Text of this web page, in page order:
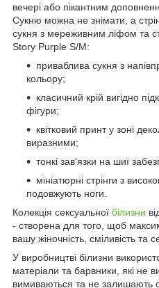
вечері або пікантним
Сукню можна не знімати, а
сукня з мереживним ліфом та
Story Purple S/M:
приваблива сукня з
кольору;
класичний крій вигідно
фігури;
квітковий принт у зоні
виразними;
тонкі зав'язки на шиї
мініатюрні стрінги з
подовжують ноги.
Колекція сексуальної білизни
- створена для того, щоб
вашу жіночність, сміливість та
У виробництві білизни
матеріали та барвники, які не
вимиваються та не залишають